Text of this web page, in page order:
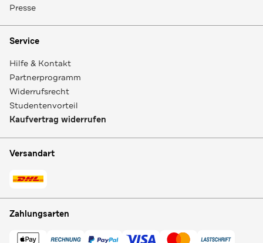
Presse
Service
Hilfe & Kontakt
Partnerprogramm
Widerrufsrecht
Studentenvorteil
Kaufvertrag widerrufen
Versandart
Zahlungsarten